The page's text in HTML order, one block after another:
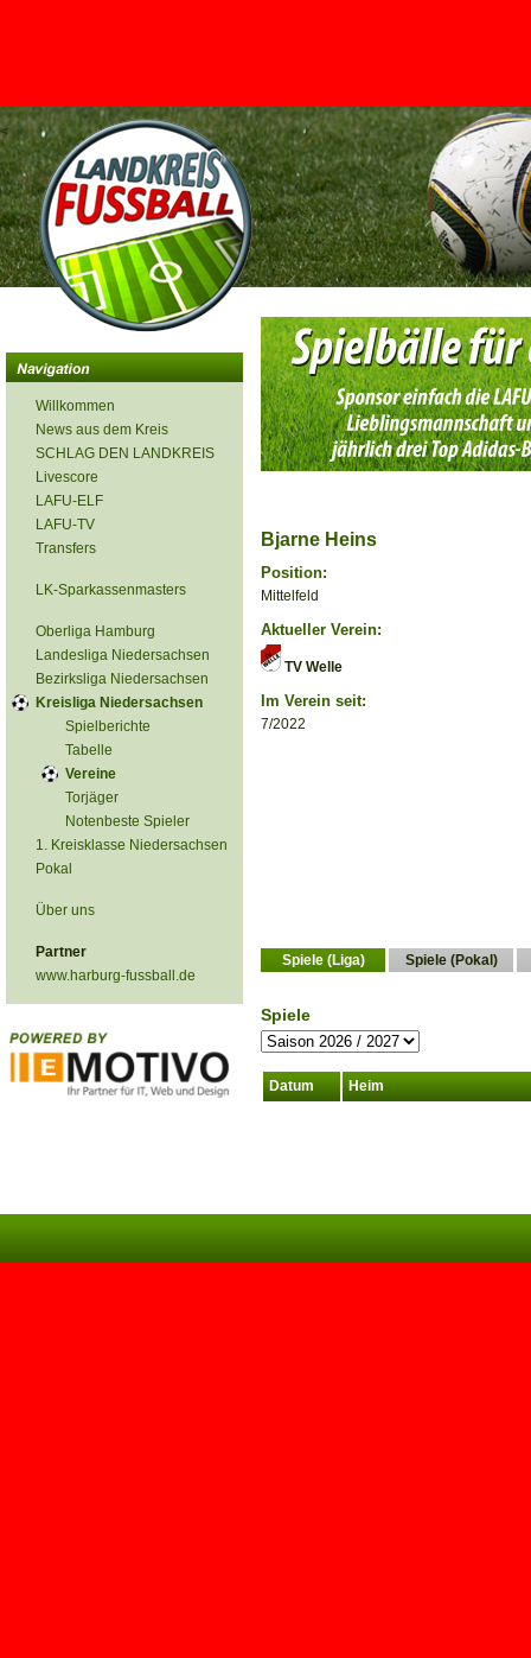
<
Willkommen
News aus dem Kreis
SCHLAG DEN LANDKREIS
Livescore
LAFU-ELF
LAFU-TV
Transfers
LK-Sparkassenmasters
Oberliga Hamburg
Landesliga Niedersachsen
Bezirksliga Niedersachsen
Kreisliga Niedersachsen
Spielberichte
Tabelle
Vereine
Torjäger
Notenbeste Spieler
1. Kreisklasse Niedersachsen
Pokal
Über uns
Partner
www.harburg-fussball.de
Bjarne Heins
Position:
Mittelfeld
Aktueller Verein:
TV Welle
Im Verein seit:
7/2022
Spiele (Liga) Spiele (Pokal)
Spiele
Datum Heim